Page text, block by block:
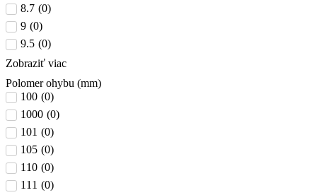
8.7 (0)
9 (0)
9.5 (0)
Zobraziť viac
Polomer ohybu (mm)
100 (0)
1000 (0)
101 (0)
105 (0)
110 (0)
111 (0)